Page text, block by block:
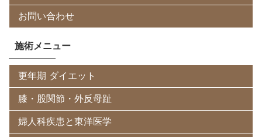
お問い合わせ
施術メニュー
更年期 ダイエット
膝・股関節・外反母趾
婦人科疾患と東洋医学